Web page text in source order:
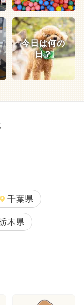
今日は何の
日？
千葉県
木県